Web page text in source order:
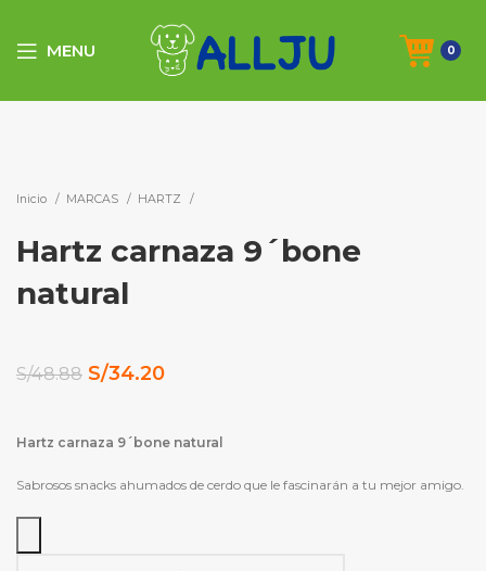
MENU 0
Inicio MARCAS HARTZ
Hartz carnaza 9´bone
natural
S/48.88 El
original
S/48.88.
S/34.20El
actual
S/34.20.
Hartz carnaza 9´bone natural
Sabrosos snacks ahumados de cerdo que le fascinarán a tu mejor amigo.